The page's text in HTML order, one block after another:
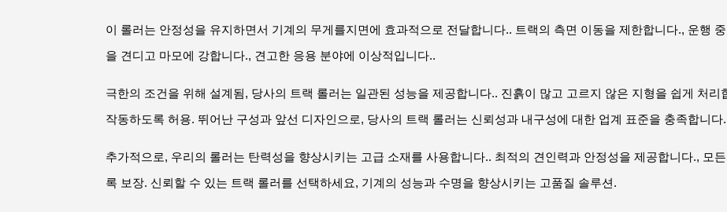
이 롤러는 안정성을 유지하면서 기계의 무게를지면에 효과적으로 전달합니다.. 트랙의 측면 이동을 제한합니다., 운행
을 견디고 마모에 강합니다., 견고한 응용 분야에 이상적입니다..
극한의 조건을 위해 설계됨, 당사의 트랙 롤러는 일관된 성능을 제공합니다.. 진흙이 많고 고르지 않은 지형을 쉽게 처
작동하도록 허용. 뛰어난 구성과 앞선 디자인으로, 당사의 트랙 롤러는 신뢰성과 내구성에 대한 업계 표준을 충족합니다
추가적으로, 우리의 롤러는 탄력성을 향상시키는 고급 소재를 사용합니다.. 최적의 견인력과 안정성을 제공합니다., 모
록 보장. 신뢰할 수 있는 트랙 롤러를 선택하세요, 기계의 성능과 수명을 향상시키는 고품질 솔루션.